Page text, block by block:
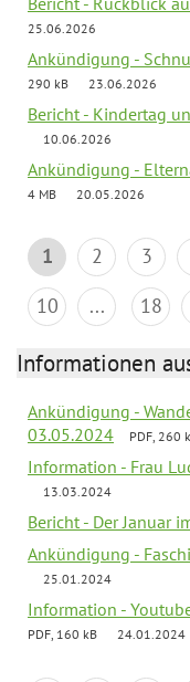
25.06.2026
Ankündigung -
290 kB
23.06.2026
Bericht - Kindertag
10.06.2026
Ankündigung -
4 MB
20.05.2026
1 2 3
10
... 18
Informationen
Ankündigung -
03.05.2024
PDF, 260
Information - Frau
13.03.2024
Bericht - Der Januar
Ankündigung -
25.01.2024
Information -
PDF, 160 kB 24.01.2024